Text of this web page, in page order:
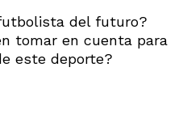
del futuro?
tomar en cuenta para
este deporte?